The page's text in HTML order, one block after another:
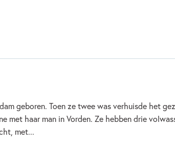
geboren. Toen ze twee was verhuisde het
met haar man in Vorden. Ze hebben drie
met...